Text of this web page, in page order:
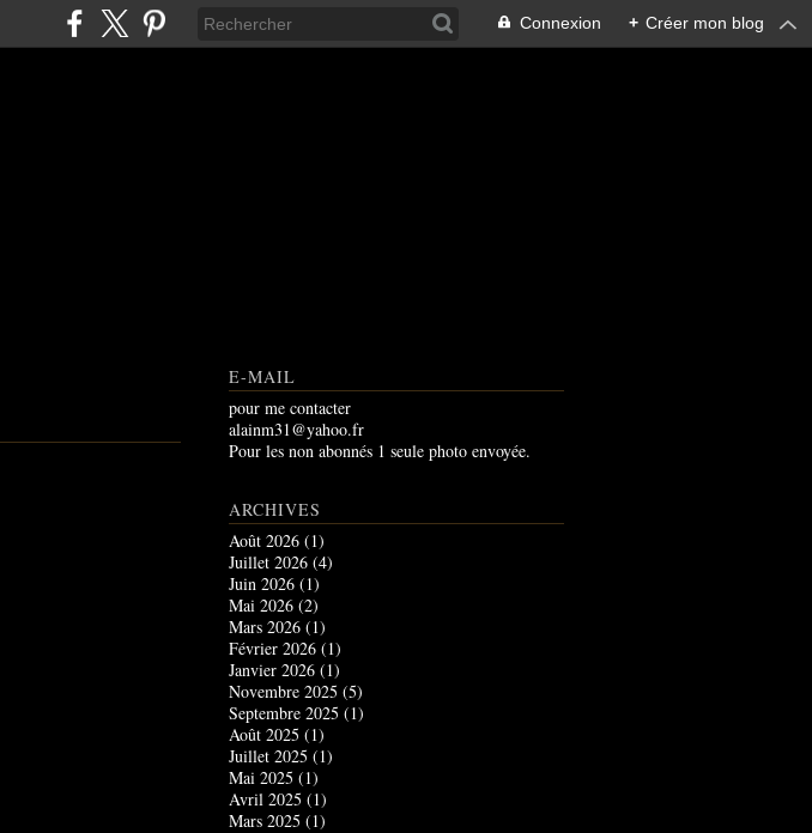
Connexion + Créer mon blog
E-MAIL
pour me contacter
alainm31@yahoo.fr
Pour les non abonnés 1 seule photo envoyée.
ARCHIVES
Août 2026 (1)
Juillet 2026 (4)
Juin 2026 (1)
Mai 2026 (2)
Mars 2026 (1)
Février 2026 (1)
Janvier 2026 (1)
Novembre 2025 (5)
Septembre 2025 (1)
Août 2025 (1)
Juillet 2025 (1)
Mai 2025 (1)
Avril 2025 (1)
Mars 2025 (1)